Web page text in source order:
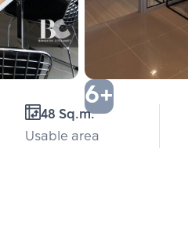
6+
48 Sq.m.
Usable area